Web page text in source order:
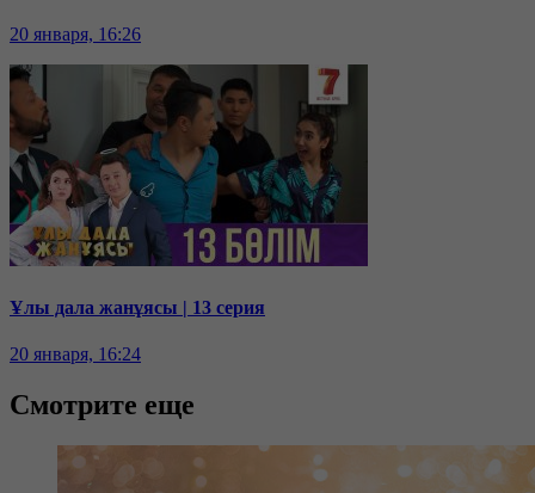
20 января, 16:26
Ұлы дала жанұясы | 13 серия
20 января, 16:24
Смотрите еще